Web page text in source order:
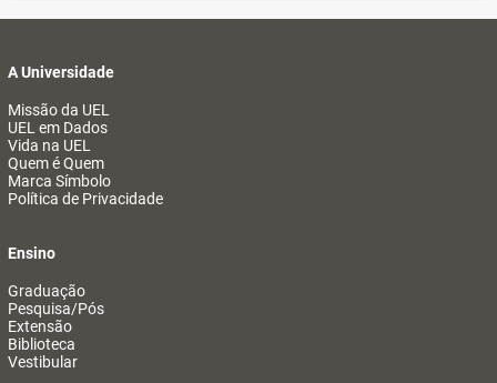
A Universidade
Missão da UEL
UEL em Dados
Vida na UEL
Quem é Quem
Marca Símbolo
Política de Privacidade
Ensino
Graduação
Pesquisa/Pós
Extensão
Biblioteca
Vestibular